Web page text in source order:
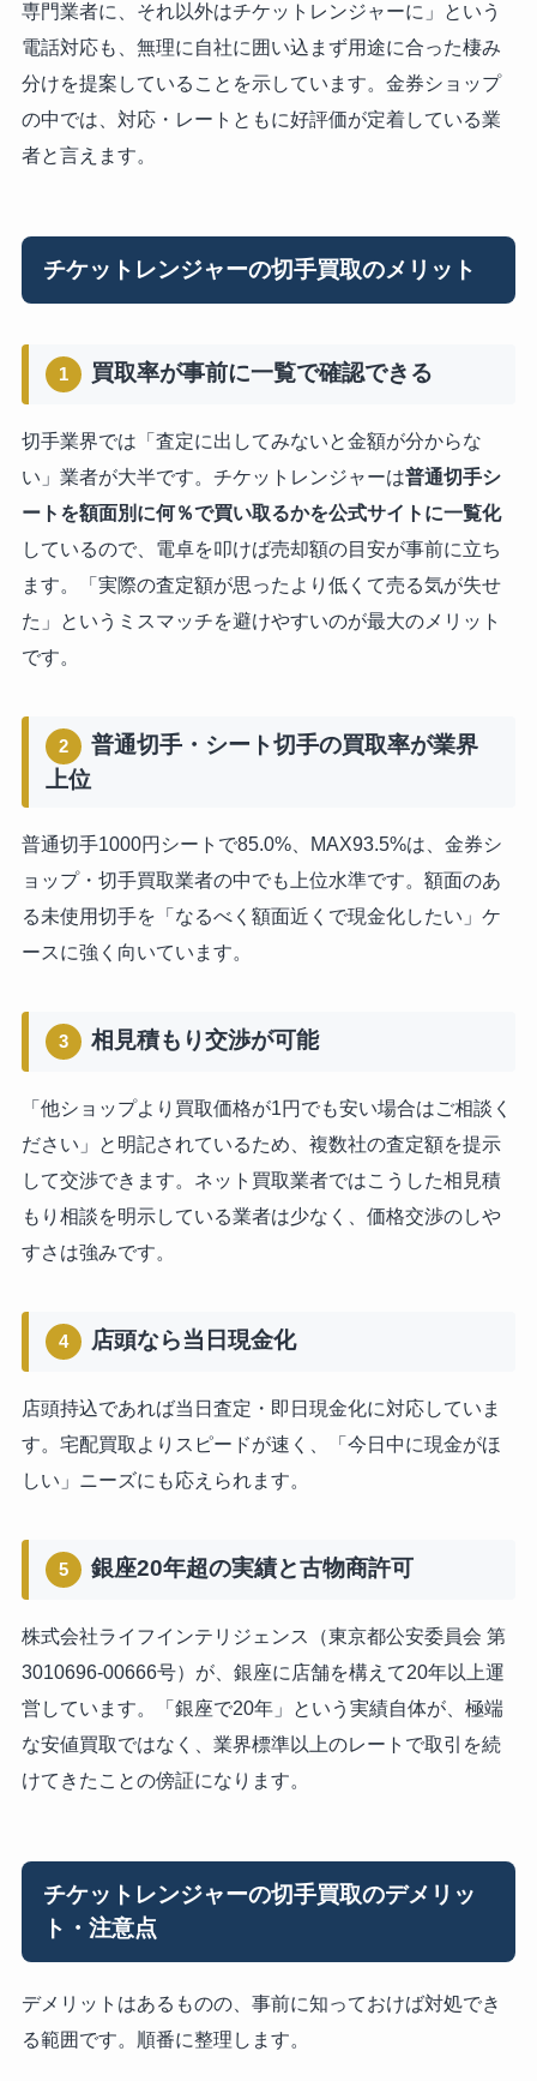
専門業者に、それ以外はチケットレンジャーに」という
電話対応も、無理に自社に囲い込まず用途に合った棲み
分けを提案していることを示しています。金券ショップ
の中では、対応・レートともに好評価が定着している業
者と言えます。
チケットレンジャーの切手買取のメリット
1 買取率が事前に一覧で確認できる
切手業界では「査定に出してみないと金額が分からな
い」業者が大半です。チケットレンジャーは普通切手シ
ートを額面別に何％で買い取るかを公式サイトに一覧化
しているので、電卓を叩けば売却額の目安が事前に立ち
ます。「実際の査定額が思ったより低くて売る気が失せ
た」というミスマッチを避けやすいのが最大のメリット
です。
2
普通切手・シート切手の買取率が業界
上位
普通切手1000円シートで85.0%、MAX93.5%は、金券シ
ョップ・切手買取業者の中でも上位水準です。額面のあ
る未使用切手を「なるべく額面近くで現金化したい」ケ
ースに強く向いています。
3 相見積もり交渉が可能
「他ショップより買取価格が1円でも安い場合はご相談く
ださい」と明記されているため、複数社の査定額を提示
して交渉できます。ネット買取業者ではこうした相見積
もり相談を明示している業者は少なく、価格交渉のしや
すさは強みです。
4 店頭なら当日現金化
店頭持込であれば当日査定・即日現金化に対応していま
す。宅配買取よりスピードが速く、「今日中に現金がほ
しい」ニーズにも応えられます。
5 銀座20年超の実績と古物商許可
株式会社ライフインテリジェンス（東京都公安委員会 第
3010696-00666号）が、銀座に店舗を構えて20年以上運
営しています。「銀座で20年」という実績自体が、極端
な安値買取ではなく、業界標準以上のレートで取引を続
けてきたことの傍証になります。
チケットレンジャーの切手買取のデメリッ
ト・注意点
デメリットはあるものの、事前に知っておけば対処でき
る範囲です。順番に整理します。